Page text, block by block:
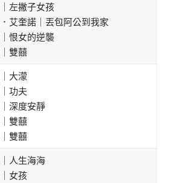
左撇子女孩
艾奎諾｜丟包阿公到我家
恨女的逆襲
雙囍
大濛
功夫
深度安靜
雙囍
雙囍
人生海海
女孩